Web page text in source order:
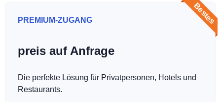
Bestes
PREMIUM-ZUGANG
preis auf Anfrage
Die perfekte Lösung für Privatpersonen, Hotels und
Restaurants.